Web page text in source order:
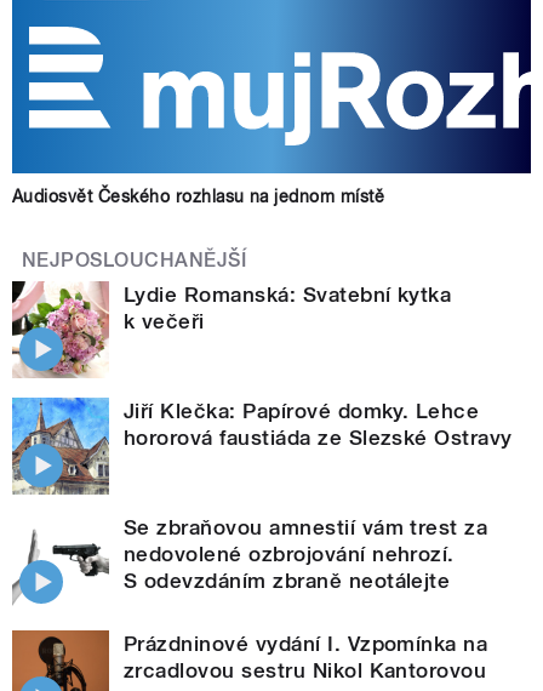
Audiosvět Českého rozhlasu na jednom místě
NEJPOSLOUCHANĚJŠÍ
Lydie Romanská: Svatební kytka
k večeři
Jiří Klečka: Papírové domky. Lehce
hororová faustiáda ze Slezské Ostravy
Se zbraňovou amnestií vám trest za
nedovolené ozbrojování nehrozí.
S odevzdáním zbraně neotálejte
Prázdninové vydání I. Vzpomínka na
zrcadlovou sestru Nikol Kantorovou